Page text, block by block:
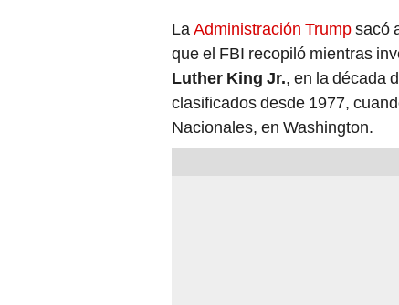
LaAdministración Trumpsacó
que el FBI recopiló mientras
Luther King Jr., en la década
clasificados desde 1977,
Nacionales, en Washington.